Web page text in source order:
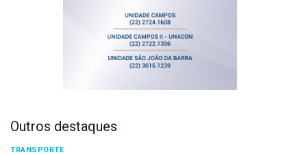
Outros destaques
TRANSPORTE